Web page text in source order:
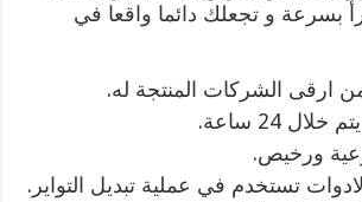
بسرعة و تجعلك دائما واقعا في
ارقى الشركات المنتجة له.
24 ساعة.
ورخيص.
تستخدم في عملية تبديل التواير.